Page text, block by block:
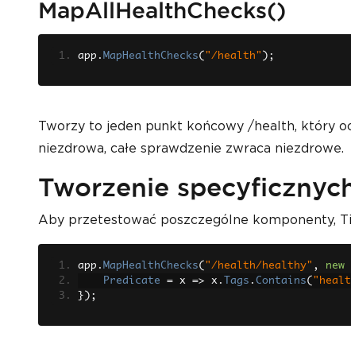
MapAllHealthChecks()
app . MapHealthChecks( "/health" );
Tworzy to jeden punkt końcowy /health, który
niezdrowa, całe sprawdzenie zwraca niezdrowe.
Tworzenie
Aby przetestować poszczególne komponenty,
app . MapHealthChecks( "/health/healthy" , new
Predicate
= x => x . Tags . Contains(
});